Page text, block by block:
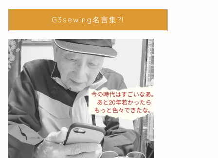
G3sewing名言集?!